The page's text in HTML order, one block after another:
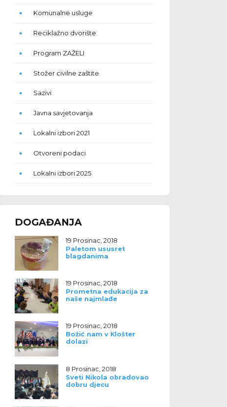
Komunalne usluge
Reciklažno dvorište
Program ZAŽELI
Stožer civilne zaštite
Sazivi
Javna savjetovanja
Lokalni izbori 2021
Otvoreni podaci
Lokalni izbori 2025
DOGAĐANJA
19 Prosinac, 2018
Paletom ususret
blagdanima
19 Prosinac, 2018
Prometna edukacija za
naše najmlađe
19 Prosinac, 2018
Božić nam v Klošter
dolazi
8 Prosinac, 2018
Sveti Nikola obradovao
dobru djecu